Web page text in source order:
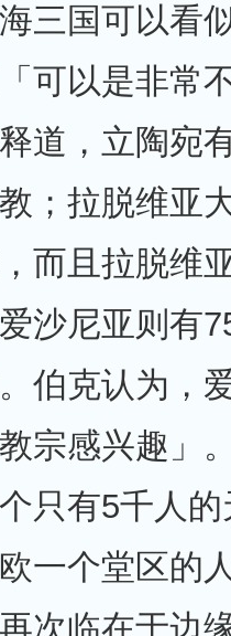
三国可以看
可以是非常
道，立陶宛
；拉脱维亚
而且拉脱维
沙尼亚则有
伯克认为，
教宗感兴趣」
只有5千人
一个堂区的
次临在于边